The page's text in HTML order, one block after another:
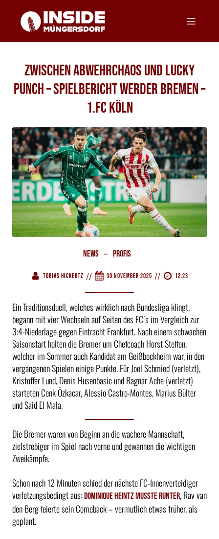
Zwischen Abwehrchaos und Lucky
Punch – Spielbericht Werder Bremen –
1.FC Köln
News – Profis
Tobias Hickertz // 30 November 2025 // 12:23
Ein Traditionsduell, welches wirklich nach Bundesliga klingt,
begann mit vier Wechseln auf Seiten des FC´s im Vergleich zur
3:4-Niederlage gegen Eintracht Frankfurt. Nach einem schwachen
Saisonstart holten die Bremer um Chefcoach Horst Steffen,
welcher im Sommer auch Kandidat am Geißbockheim war, in den
vergangenen Spielen einige Punkte. Für Joel Schmied (verletzt),
Kristoffer Lund, Denis Husenbasic und Ragnar Ache (verletzt)
starteten Cenk Özkacar, Alessio Castro-Montes, Marius Bülter
und Said El Mala.
Die Bremer waren von Beginn an die wachere Mannschaft,
zielstrebiger im Spiel nach vorne und gewannen die wichtigen
Zweikämpfe.
Schon nach 12 Minuten schied der nächste FC-Innenverteidiger
verletzungsbedingt aus: Dominique Heintz musste runter, Rav van
den Berg feierte sein Comeback – vermutlich etwas früher, als
geplant.